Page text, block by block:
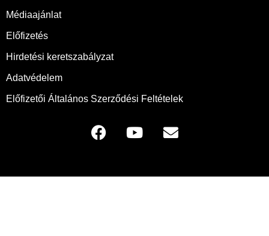
Médiaajánlat
Előfizetés
Hirdetési keretszabályzat
Adatvédelem
Előfizetői Általános Szerződési Feltételek